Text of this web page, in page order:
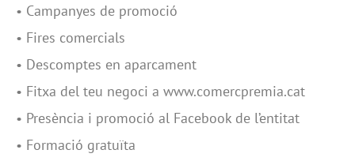
• Campanyes de promoció
• Fires comercials
• Descomptes en aparcament
• Fitxa del teu negoci a www.comercpremia.cat
• Presència i promoció al Facebook de l’entitat
• Formació gratuïta